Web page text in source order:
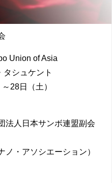
Union of Asia
シュケント
28日（土）
法人日本サンボ連盟副会
ノ・アソシエーション）